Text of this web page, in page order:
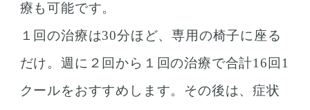
療も可能です。
１回の治療は30分ほど、専用の椅子に座る
だけ。週に２回から１回の治療で合計16回1
クールをおすすめします。その後は、症状